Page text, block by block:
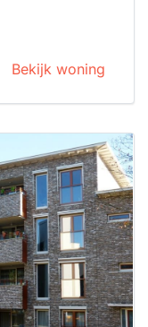
Bekijk woning